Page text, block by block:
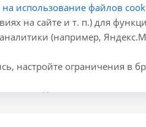
Нижний Новгород
Ростов-на-Дону
на использование файлов
на сайте и т. п.) для
(например,
настройте ограничения в